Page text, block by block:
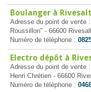
Boulanger à
Adresse du point de vente
Roussillon" - 66600
Numéro de téléphone :
Electro dépôt à
Adresse du point de vente
Henri Chrétien - 66600
Numéro de téléphone :